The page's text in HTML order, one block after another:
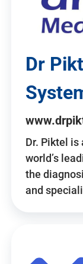
Dr
Dr. Piktel
world’s
the
and